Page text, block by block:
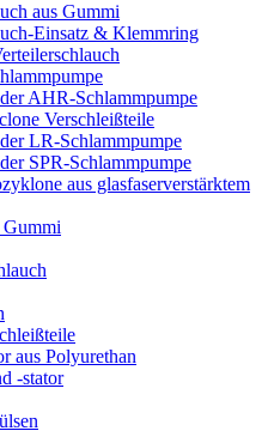
aus Gummi
Einsatz & Klemmring
AHR-Schlammpumpe
Verschleißteile
LR-Schlammpumpe
SPR-Schlammpumpe
aus glasfaserverstärktem
Gummi
aus Polyurethan
-stator